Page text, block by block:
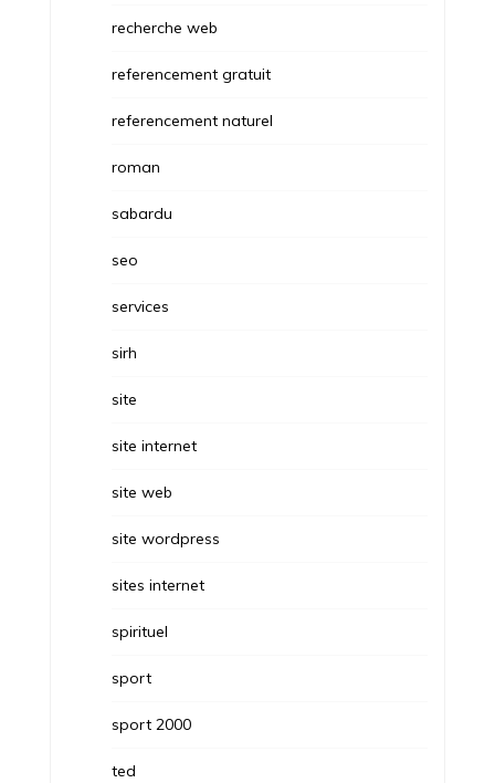
recherche web
referencement gratuit
referencement naturel
roman
sabardu
seo
services
sirh
site
site internet
site web
site wordpress
sites internet
spirituel
sport
sport 2000
ted